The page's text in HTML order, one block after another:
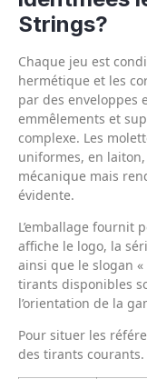
Strings?
Chaque jeu est
hermétique et les
par des enveloppes
emmêlements et
complexe. Les
uniformes, en
mécanique mais
évidente.
L’emballage fournit
affiche le logo, la
ainsi que le slogan «
tirants disponibles
l’orientation de la
Pour situer les
des tirants courants.